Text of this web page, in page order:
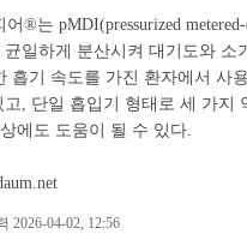
®는 pMDI(pressurized
일하게 분산시켜 대기도와 소
흡기 속도를 가진 환자에서 사
, 단일 흡입기 형태로 세 가지
에도 도움이 될 수 있다.
2026-04-02, 12:56